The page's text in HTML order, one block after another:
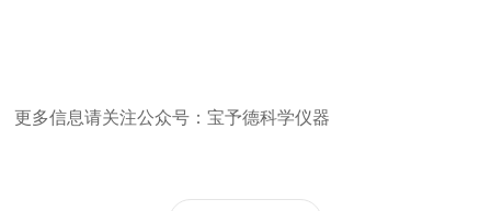
更多信息请关注公众号：宝予德科学仪器